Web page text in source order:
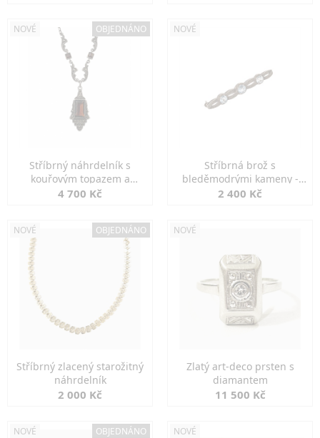
NOVÉ OBJEDNÁNO
Stříbrný náhrdelník s
kouřovým topazem a
markazity
4 700 Kč
NOVÉ
Stříbrná brož s
bleděmodrými kameny -
jemná elegance
2 400 Kč
NOVÉ OBJEDNÁNO
Stříbrný zlacený starožitný
náhrdelník
2 000 Kč
NOVÉ
Zlatý art-deco prsten s
diamantem
11 500 Kč
NOVÉ OBJEDNÁNO NOVÉ